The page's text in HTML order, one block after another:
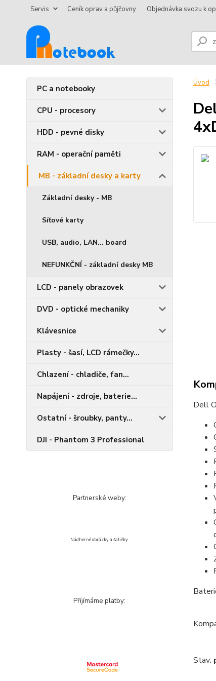
Servis Ceník oprav a půjčovny Objednávka svozu k
PC a notebooky
CPU - procesory
HDD - pevné disky
RAM - operační paměti
MB - základní desky a karty
Základní desky - MB
Síťové karty
USB, audio, LAN... board
NEFUNKČNÍ - základní desky MB
LCD - panely obrazovek
DVD - optické mechaniky
Klávesnice
Plasty - šasí, LCD rámečky...
Chlazení - chladiče, fan...
Napájení - zdroje, baterie...
Ostatní - šroubky, panty...
DJI - Phantom 3 Professional
Partnerské weby:
Nádherné obrázky a šatičky.
Příjímáme platby:
Úvod
Dell
Stav: